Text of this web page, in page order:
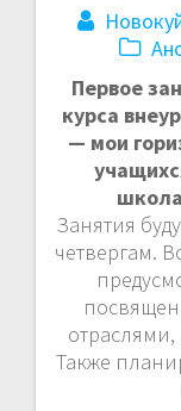
Первое
курса
— мои
Занятия
четвергам.
Также